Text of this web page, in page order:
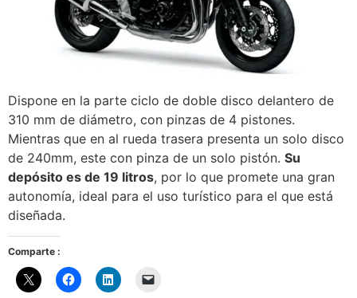
Dispone en la parte ciclo de doble disco delantero de
310 mm de diámetro, con pinzas de 4 pistones.
Mientras que en al rueda trasera presenta un solo disco
de 240mm, este con pinza de un solo pistón. Su
depósito es de 19 litros, por lo que promete una gran
autonomía, ideal para el uso turístico para el que está
diseñada.
Comparte :